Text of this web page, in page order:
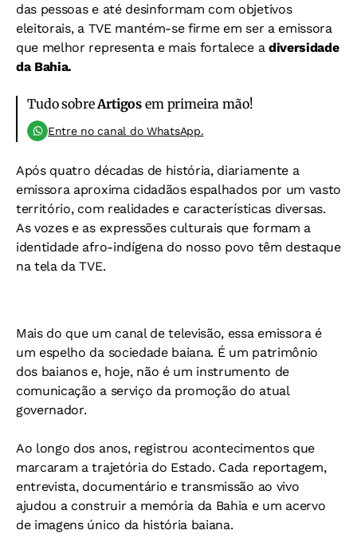
das pessoas e até desinformam com objetivos
eleitorais, a TVE mantém-se firme em ser a emissora
que melhor representa e mais fortalece a diversidade
da Bahia.
Tudo sobreArtigos em primeira mão!
Entre no canal do WhatsApp.
Após quatro décadas de história, diariamente a
emissora aproxima cidadãos espalhados por um vasto
território, com realidades e características diversas.
As vozes e as expressões culturais que formam a
identidade afro-indígena do nosso povo têm destaque
na tela da TVE.
Mais do que um canal de televisão, essa emissora é
um espelho da sociedade baiana. É um patrimônio
dos baianos e, hoje, não é um instrumento de
comunicação a serviço da promoção do atual
governador.
Ao longo dos anos, registrou acontecimentos que
marcaram a trajetória do Estado. Cada reportagem,
entrevista, documentário e transmissão ao vivo
ajudou a construir a memória da Bahia e um acervo
de imagens único da história baiana.